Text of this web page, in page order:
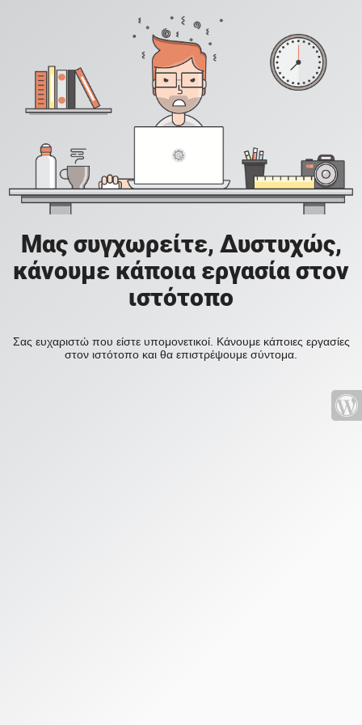
Μας συγχωρείτε, Δυστυχώς,
κάνουμε κάποια εργασία στον
ιστότοπο
Σας ευχαριστώ που είστε υπομονετικοί. Κάνουμε κάποιες εργασίες
στον ιστότοπο και θα επιστρέψουμε σύντομα.